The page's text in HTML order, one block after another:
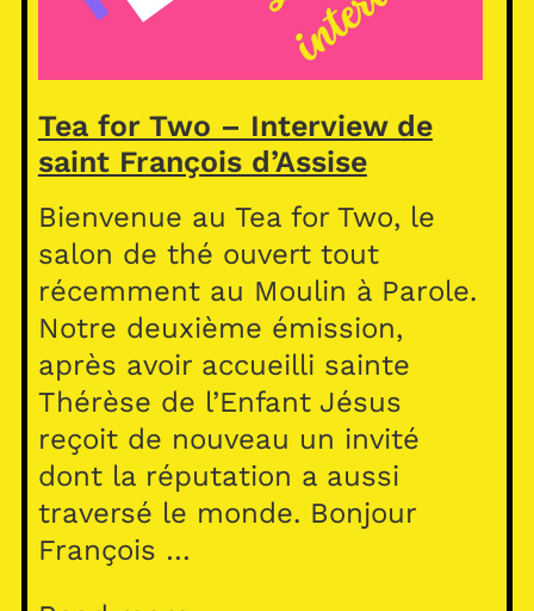
Tea for Two – Interview de
saint François d’Assise
Bienvenue au Tea for Two, le
salon de thé ouvert tout
récemment au Moulin à Parole.
Notre deuxième émission,
après avoir accueilli sainte
Thérèse de l’Enfant Jésus
reçoit de nouveau un invité
dont la réputation a aussi
traversé le monde. Bonjour
François …